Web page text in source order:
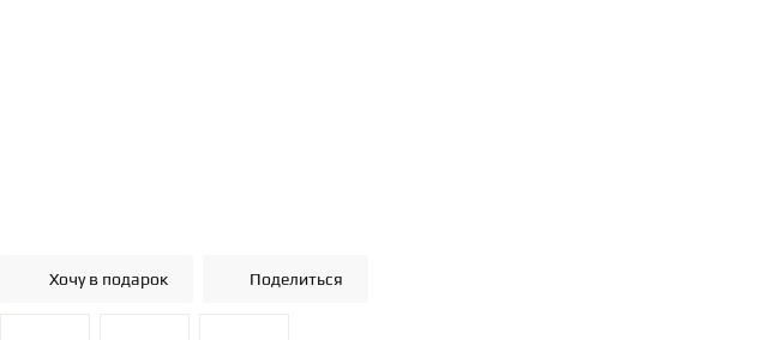
Хочу в подарок Поделиться